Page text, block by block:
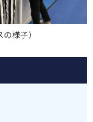
様子）